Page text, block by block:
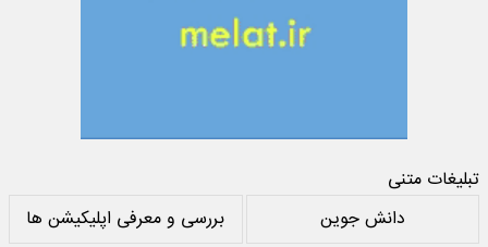
تبلیغات متنی
دانش جوین
بررسی و معرفی اپلیکیشن ها